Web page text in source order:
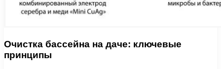
Очистка бассейна на даче: ключевые
принципы